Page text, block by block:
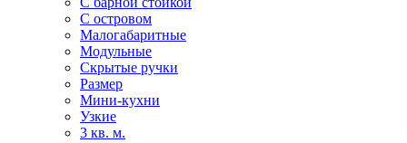
С островом
Малогабаритные
Модульные
Скрытые ручки
Размер
Мини-кухни
Узкие
3 кв. м.